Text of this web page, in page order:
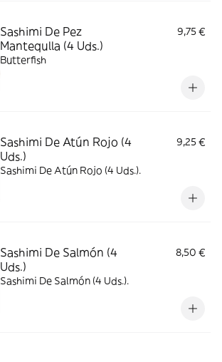
Sashimi De Pez
Mantequlla (4 Uds.)
9,75 €
Butterfish
Sashimi De Atún Rojo (4
Uds.)
9,25 €
Sashimi De Atún Rojo (4 Uds.).
Sashimi De Salmón (4
Uds.)
8,50 €
Sashimi De Salmón (4 Uds.).